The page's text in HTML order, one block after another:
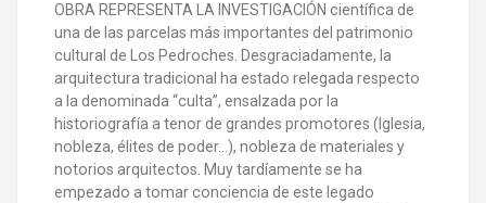
OBRA REPRESENTA LA INVESTIGACIÓN científica de
una de las parcelas más importantes del patrimonio
cultural de Los Pedroches. Desgraciadamente, la
arquitectura tradicional ha estado relegada respecto
a la denominada “culta”, ensalzada por la
historiografía a tenor de grandes promotores (Iglesia,
nobleza, élites de poder…), nobleza de materiales y
notorios arquitectos. Muy tardíamente se ha
empezado a tomar conciencia de este legado